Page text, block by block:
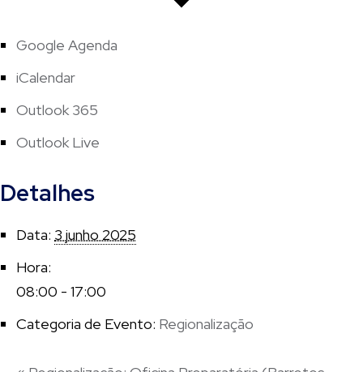
Google Agenda
iCalendar
Outlook 365
Outlook Live
Detalhes
Data: 3 junho 2025
Hora:
08:00 - 17:00
Categoria de Evento: Regionalização